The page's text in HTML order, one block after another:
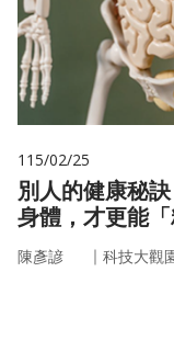
115/02/25
別人的健康秘
身體，才更能「
陳彥諺 ｜ 科技大觀